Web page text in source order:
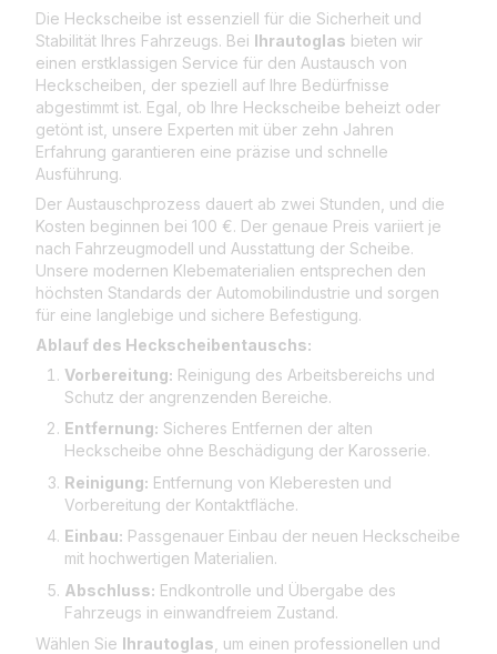
Die Heckscheibe ist essenziell für die Sicherheit und
Stabilität Ihres Fahrzeugs. Bei Ihrautoglas bieten wir
einen erstklassigen Service für den Austausch von
Heckscheiben, der speziell auf Ihre Bedürfnisse
abgestimmt ist. Egal, ob Ihre Heckscheibe beheizt oder
getönt ist, unsere Experten mit über zehn Jahren
Erfahrung garantieren eine präzise und schnelle
Ausführung.
Der Austauschprozess dauert ab zwei Stunden, und die
Kosten beginnen bei 100 €. Der genaue Preis variiert je
nach Fahrzeugmodell und Ausstattung der Scheibe.
Unsere modernen Klebematerialien entsprechen den
höchsten Standards der Automobilindustrie und sorgen
für eine langlebige und sichere Befestigung.
Ablauf des Heckscheibentauschs:
Vorbereitung: Reinigung des Arbeitsbereichs und
Schutz der angrenzenden Bereiche.
Entfernung: Sicheres Entfernen der alten
Heckscheibe ohne Beschädigung der Karosserie.
Reinigung: Entfernung von Kleberesten und
Vorbereitung der Kontaktfläche.
Einbau: Passgenauer Einbau der neuen Heckscheibe
mit hochwertigen Materialien.
Abschluss: Endkontrolle und Übergabe des
Fahrzeugs in einwandfreiem Zustand.
Wählen Sie Ihrautoglas , um einen professionellen und